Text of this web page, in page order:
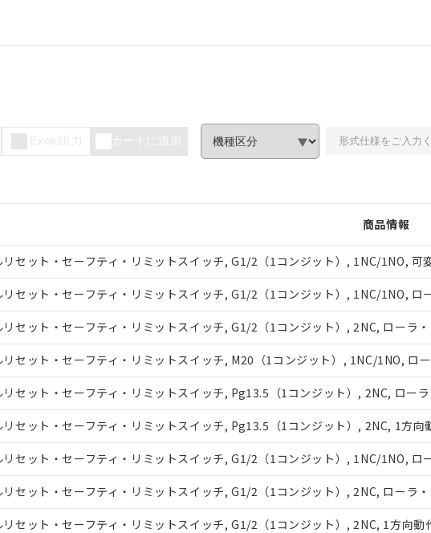
Excel出力 カートに追加
商品情報
リセット・セーフティ・リミットスイッチ, G1/2（1コンジット）, 1NC/1NO, 可
リセット・セーフティ・リミットスイッチ, G1/2（1コンジット）, 1NC/1NO, ロ
リセット・セーフティ・リミットスイッチ, G1/2（1コンジット）, 2NC, ローラ
リセット・セーフティ・リミットスイッチ, M20（1コンジット）, 1NC/1NO, ロ
リセット・セーフティ・リミットスイッチ, Pg13.5（1コンジット）, 2NC, ロー
リセット・セーフティ・リミットスイッチ, Pg13.5（1コンジット）, 2NC, 1方向
リセット・セーフティ・リミットスイッチ, G1/2（1コンジット）, 1NC/1NO, ロ
リセット・セーフティ・リミットスイッチ, G1/2（1コンジット）, 2NC, ローラ
リセット・セーフティ・リミットスイッチ, G1/2（1コンジット）, 2NC, 1方向
ご利用条件